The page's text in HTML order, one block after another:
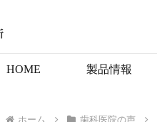
HOME 製品情報
ホーム 歯科医院の声